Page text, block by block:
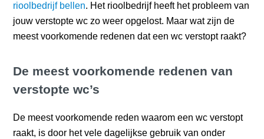
rioolbedrijf bellen. Het rioolbedrijf heeft het probleem van
jouw verstopte wc zo weer opgelost. Maar wat zijn de
meest voorkomende redenen dat een wc verstopt raakt?
De meest voorkomende redenen van
verstopte wc’s
De meest voorkomende reden waarom een wc verstopt
raakt, is door het vele dagelijkse gebruik van onder